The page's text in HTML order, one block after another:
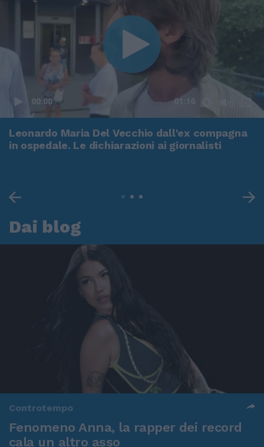
00:00 01:16
Leonardo Maria Del Vecchio dall'ex compagna
in ospedale. Le dichiarazioni ai giornalisti
Dai blog
Controtempo
Fenomeno Anna, la rapper dei record
cala un altro asso